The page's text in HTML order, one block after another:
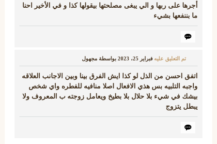
أجرها على ربها و الي يبغى مصلحتها بيقولها كذا و في الأخير احنا
ما بننفعها بشيء
تم التعليق عليه فبراير 25، 2023 بواسطة مجهول
اتفق احسن من الذل لو كذا ايش الفرق بينا وبين الاجانب العلاقه
واجبه التلبيه بس هذي الافعال اصلا منافيه للفطره واي شخص
بيشك في شيء بلا حلال بلا بطيخ ويعامل زوجته ب المعروف ولا
يبطل يتزوج